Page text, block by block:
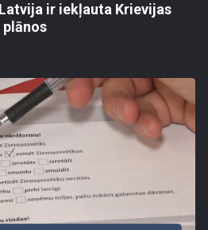
ir iekļauta Krievijas